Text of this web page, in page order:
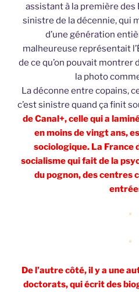
assistant à la première des
sinistre de la décennie, qui
d’une génération
malheureuse représentait
de ce qu’on pouvait montrer
la photo
La déconne entre copains,
c’est sinistre quand ça finit
de Canal+, celle qui a
en moins de vingt ans,
sociologique. La France
socialisme qui fait de la
du pognon, des centres
*
*
De l’autre côté, il y a une
doctorats, qui écrit des